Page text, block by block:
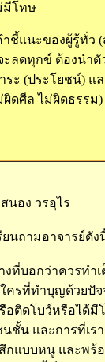
โทษ
ชี้แนะของผู้รู้ทั่ว
ลดทุกข์ ต้องนำตั
ะ (ประโยชน์) แ
ดศีล ไม่ผิดธรร
นอง วรอุไร
นถามอาจารย์ดัง
งที่บอกว่าควรท
ครที่ทำบุญด้วยปั
อติดโบว์หรือได้
นชั้น และการที่เ
แบบหนู และพร้